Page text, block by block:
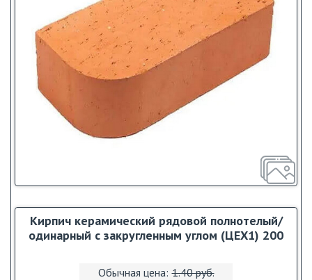
Кирпич керамический рядовой полнотелый/
одинарный с закругленным углом (ЦЕХ1) 200
Обычная цена: 1.40 pуб.